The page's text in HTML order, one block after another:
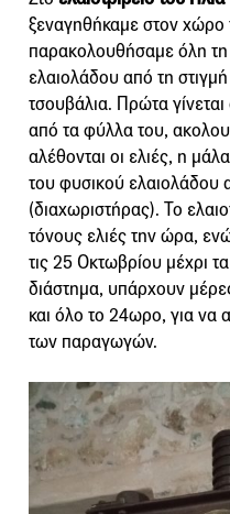
ξεναγηθήκαμε στον χώρο
παρακολουθήσαμε όλη
ελαιολάδου από τη
τσουβάλια. Πρώτα
από τα φύλλα του,
αλέθονται οι ελιές, η
του φυσικού ελαιολάδου
(διαχωριστήρας). Το
τόνους ελιές την ώρα,
τις 25 Οκτωβρίου μέχρι
διάστημα, υπάρχουν
και όλο το 24ωρο, για να
των παραγωγών.